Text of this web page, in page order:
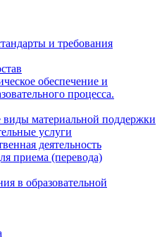
и требования
обеспечение и
процесса.
материальной поддержки
услуги
деятельность
приема (перевода)
в образовательной